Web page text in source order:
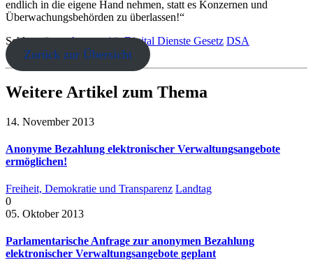
endlich in die eigene Hand nehmen, statt es Konzernen und
Überwachungsbehörden zu überlassen!“
Schlagwörter:Anonymität Digital Dienste Gesetz DSA
Zurück zur Übersicht
Weitere Artikel zum Thema
14. November 2013
Anonyme Bezahlung elektronischer Verwaltungsangebote
ermöglichen!
Freiheit, Demokratie und Transparenz Landtag
0
05. Oktober 2013
Parlamentarische Anfrage zur anonymen Bezahlung
elektronischer Verwaltungsangebote geplant